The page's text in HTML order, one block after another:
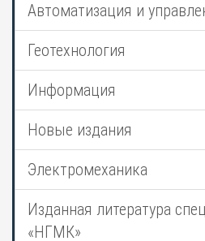
Автоматизация и
Геотехнология
Информация
Новые издания
Электромеханика
Изданная литература
«НГМК»